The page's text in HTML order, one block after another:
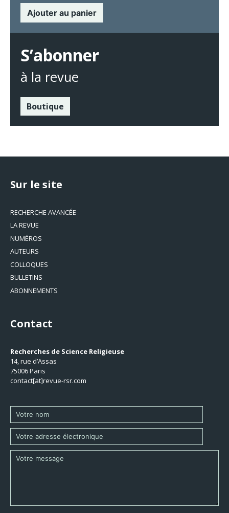
Ajouter au panier
S’abonner
à la revue
Boutique
Sur le site
RECHERCHE AVANCÉE
LA REVUE
NUMÉROS
AUTEURS
COLLOQUES
BULLETINS
ABONNEMENTS
Contact
Recherches de Science Religieuse
14, rue d’Assas
75006 Paris
contact[at]revue-rsr.com